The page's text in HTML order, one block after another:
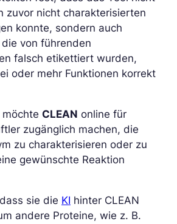
zuvor nicht charakterisierten
konnte, sondern auch
von führenden
falsch etikettiert wurden,
oder mehr Funktionen korrekt
möchte CLEAN online für
zugänglich machen, die
zu charakterisieren oder zu
gewünschte Reaktion
sie die KI hinter CLEAN
andere Proteine, wie z. B.